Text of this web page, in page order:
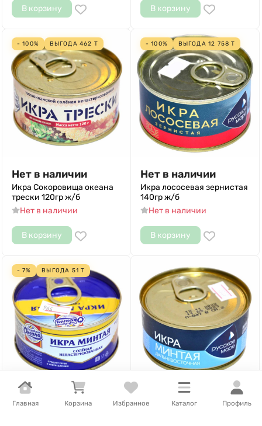
Главная Корзина Избранное Каталог Профиль
В корзину В корзину
- 100% ВЫГОДА 462 Т
Нет в наличии
Икра Сокоровища океана
трески 120гр ж/б
Нет в наличии
В корзину
- 100% ВЫГОДА 12 758 Т
Нет в наличии
Икра лососевая зернистая
140гр ж/б
Нет в наличии
В корзину
- 7% ВЫГОДА 51 Т
648Т 1 086 Т/шт.